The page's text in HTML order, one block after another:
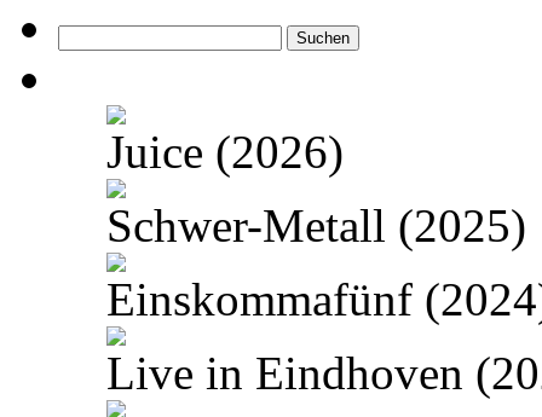
nach:
Juice (2026)
Schwer-Metall (2025)
Einskommafünf
Live in Eindhoven